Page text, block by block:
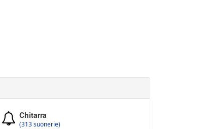
Chitarra
(313 suonerie)